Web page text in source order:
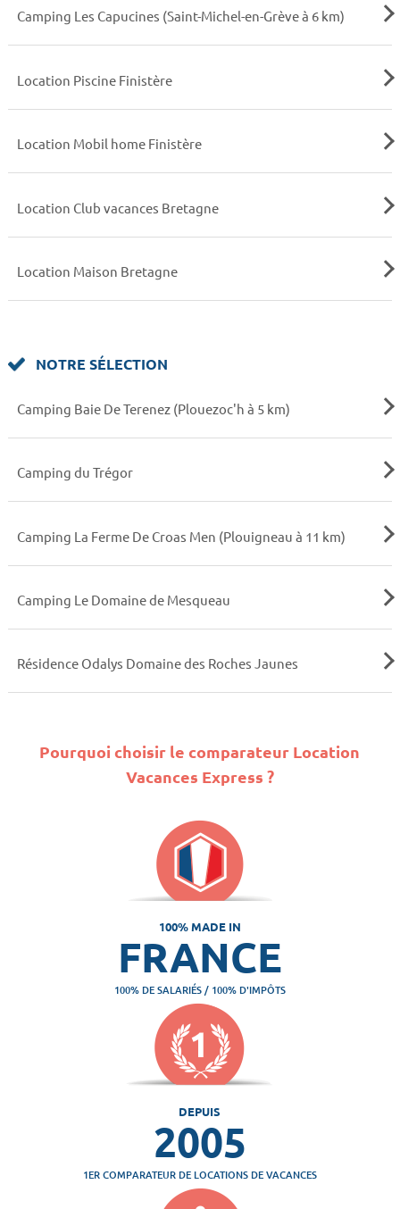
Camping Les Capucines (Saint-Michel-en-Grève à 6 km)
Location Piscine Finistère
Location Mobil home Finistère
Location Club vacances Bretagne
Location Maison Bretagne
NOTRE SÉLECTION
Camping Baie De Terenez (Plouezoc'h à 5 km)
Camping du Trégor
Camping La Ferme De Croas Men (Plouigneau à 11 km)
Camping Le Domaine de Mesqueau
Résidence Odalys Domaine des Roches Jaunes
Pourquoi choisir le comparateur Location
Vacances Express ?
100% MADE IN
FRANCE
100% DE SALARIÉS / 100% D'IMPÔTS
DEPUIS
2005
1ER COMPARATEUR DE LOCATIONS DE VACANCES